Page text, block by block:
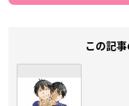
この記事